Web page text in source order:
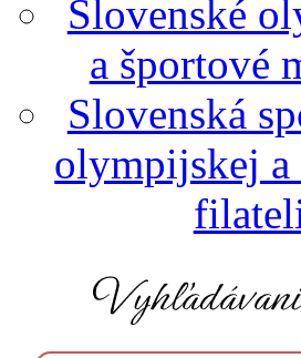
Slovenské
a športové
Slovenská
olympijskej a